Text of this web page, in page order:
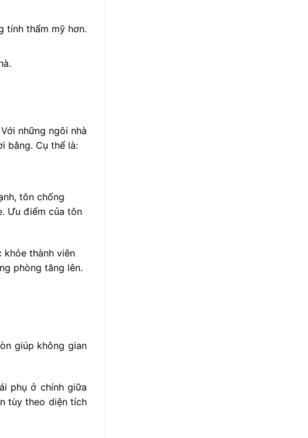
tính thẩm mỹ hơn.
những ngôi nhà
bằng. Cụ thể là:
tôn chống
Ưu điểm của tôn
khỏe thành viên
phòng tăng lên.
giúp không gian
phụ ở chính giữa
tùy theo diện tích